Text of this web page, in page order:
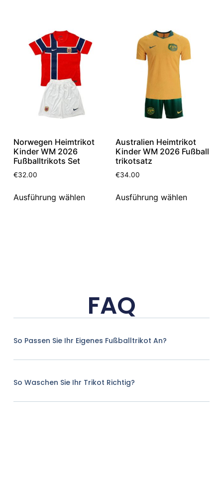
Norwegen Heimtrikot
Kinder WM 2026
Fußballtrikots Set
€32.00
Ausführung wählen
Australien Heimtrikot
Kinder WM 2026 Fußball
trikotsatz
€34.00
Ausführung wählen
FAQ
So Passen Sie Ihr Eigenes Fußballtrikot An?
So Waschen Sie Ihr Trikot Richtig?